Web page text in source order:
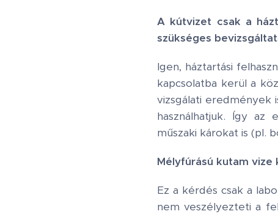
A kútvizet csak a
szükséges
Igen, háztartási
kapcsolatba kerül a
vizsgálati eredmények
használhatjuk. Így az
műszaki károkat is (pl.
Mélyfúrású kutam
Ez a kérdés csak a
nem veszélyezteti a